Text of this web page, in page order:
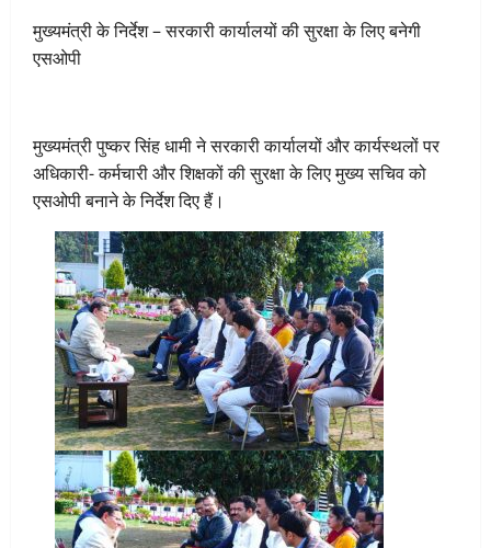
मुख्यमंत्री के निर्देश – सरकारी कार्यालयों की सुरक्षा के लिए बनेगी
एसओपी
मुख्यमंत्री पुष्कर सिंह धामी ने सरकारी कार्यालयों और कार्यस्थलों पर
अधिकारी- कर्मचारी और शिक्षकों की सुरक्षा के लिए मुख्य सचिव को
एसओपी बनाने के निर्देश दिए हैं।